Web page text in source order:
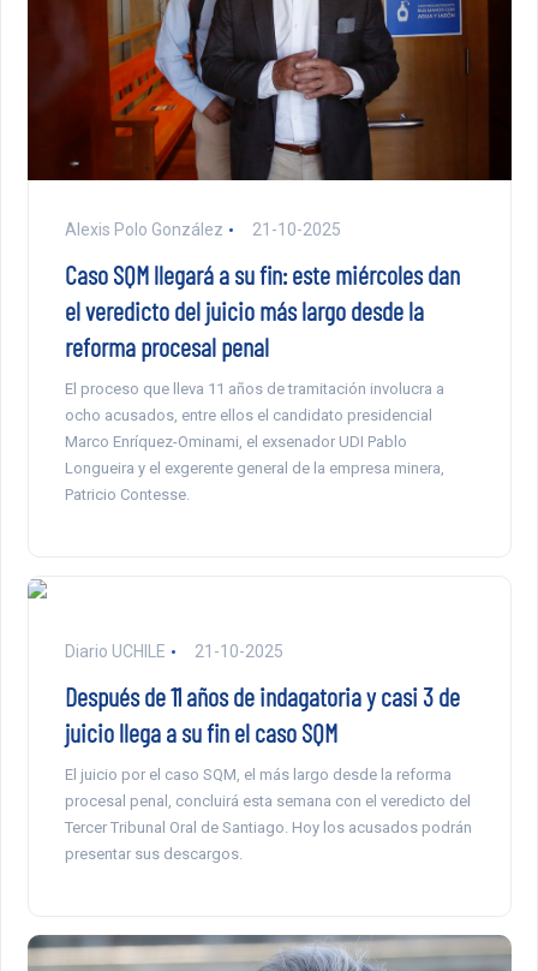
Alexis Polo González 21-10-2025
Caso SQM llegará a su fin: este miércoles dan
el veredicto del juicio más largo desde la
reforma procesal penal
El proceso que lleva 11 años de tramitación involucra a
ocho acusados, entre ellos el candidato presidencial
Marco Enríquez-Ominami, el exsenador UDI Pablo
Longueira y el exgerente general de la empresa minera,
Patricio Contesse.
Diario UCHILE 21-10-2025
Después de 11 años de indagatoria y casi 3 de
juicio llega a su fin el caso SQM
El juicio por el caso SQM, el más largo desde la reforma
procesal penal, concluirá esta semana con el veredicto del
Tercer Tribunal Oral de Santiago. Hoy los acusados podrán
presentar sus descargos.